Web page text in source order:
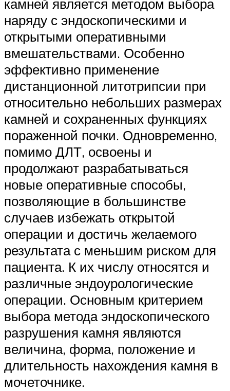
камней является методом выбора
наряду с эндоскопическими и
открытыми оперативными
вмешательствами. Особенно
эффективно применение
дистанционной литотрипсии при
относительно небольших размерах
камней и сохраненных функциях
пораженной почки. Одновременно,
помимо ДЛТ, освоены и
продолжают разрабатываться
новые оперативные способы,
позволяющие в большинстве
случаев избежать открытой
операции и достичь желаемого
результата с меньшим риском для
пациента. К их числу относятся и
различные эндоурологические
операции. Основным критерием
выбора метода эндоскопического
разрушения камня являются
величина, форма, положение и
длительность нахождения камня в
мочеточнике.